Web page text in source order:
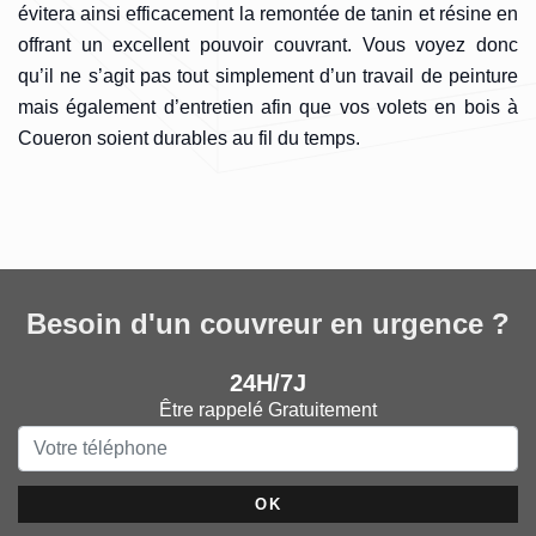
évitera ainsi efficacement la remontée de tanin et résine en
offrant un excellent pouvoir couvrant. Vous voyez donc
qu’il ne s’agit pas tout simplement d’un travail de peinture
mais également d’entretien afin que vos volets en bois à
Coueron soient durables au fil du temps.
Besoin d'un couvreur en urgence ?
24H/7J
Être rappelé Gratuitement